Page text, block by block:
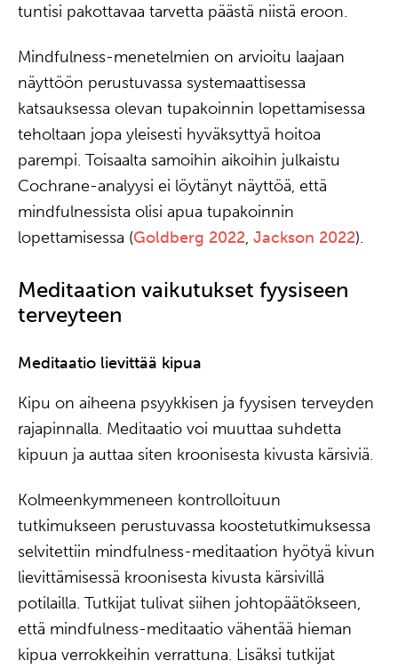
tuntisi pakottavaa tarvetta päästä niistä eroon.
Mindfulness-menetelmien on arvioitu laajaan
näyttöön perustuvassa systemaattisessa
katsauksessa olevan tupakoinnin lopettamisessa
teholtaan jopa yleisesti hyväksyttyä hoitoa
parempi. Toisaalta samoihin aikoihin julkaistu
Cochrane-analyysi ei löytänyt näyttöä, että
mindfulnessista olisi apua tupakoinnin
lopettamisessa (Goldberg 2022, Jackson 2022).
Meditaation vaikutukset fyysiseen
terveyteen
Meditaatio lievittää kipua
Kipu on aiheena psyykkisen ja fyysisen terveyden
rajapinnalla. Meditaatio voi muuttaa suhdetta
kipuun ja auttaa siten kroonisesta kivusta kärsiviä.
Kolmeenkymmeneen kontrolloituun
tutkimukseen perustuvassa koostetutkimuksessa
selvitettiin mindfulness-meditaation hyötyä kivun
lievittämisessä kroonisesta kivusta kärsivillä
potilailla. Tutkijat tulivat siihen johtopäätökseen,
että mindfulness-meditaatio vähentää hieman
kipua verrokkeihin verrattuna. Lisäksi tutkijat